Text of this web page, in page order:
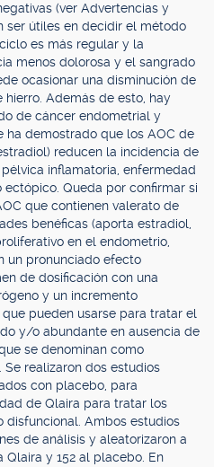
(ver Advertencias y
ser útiles en decidir el método
es más regular y la
menos dolorosa y el sangrado
ocasionar una disminución de
Además de esto, hay
de cáncer endometrial y
ha demostrado que los AOC de
reducen la incidencia de
inflamatoria, enfermedad
Queda por confirmar si
que contienen valerato de
benéficas (aporta estradiol,
en el endometrio,
un pronunciado efecto
de dosificación con una
y un incremento
pueden usarse para tratar el
y/o abundante en ausencia de
se denominan como
realizaron dos estudios
con placebo, para
de Qlaira para tratar los
disfuncional. Ambos estudios
de análisis y aleatorizaron a
y 152 al placebo. En